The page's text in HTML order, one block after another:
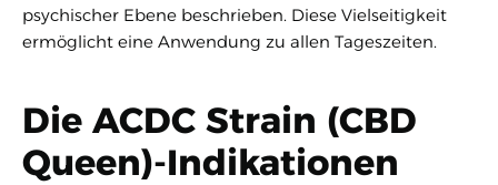
psychischer Ebene beschrieben. Diese Vielseitigkeit
ermöglicht eine Anwendung zu allen Tageszeiten.
Die ACDC Strain (CBD
Queen)-Indikationen